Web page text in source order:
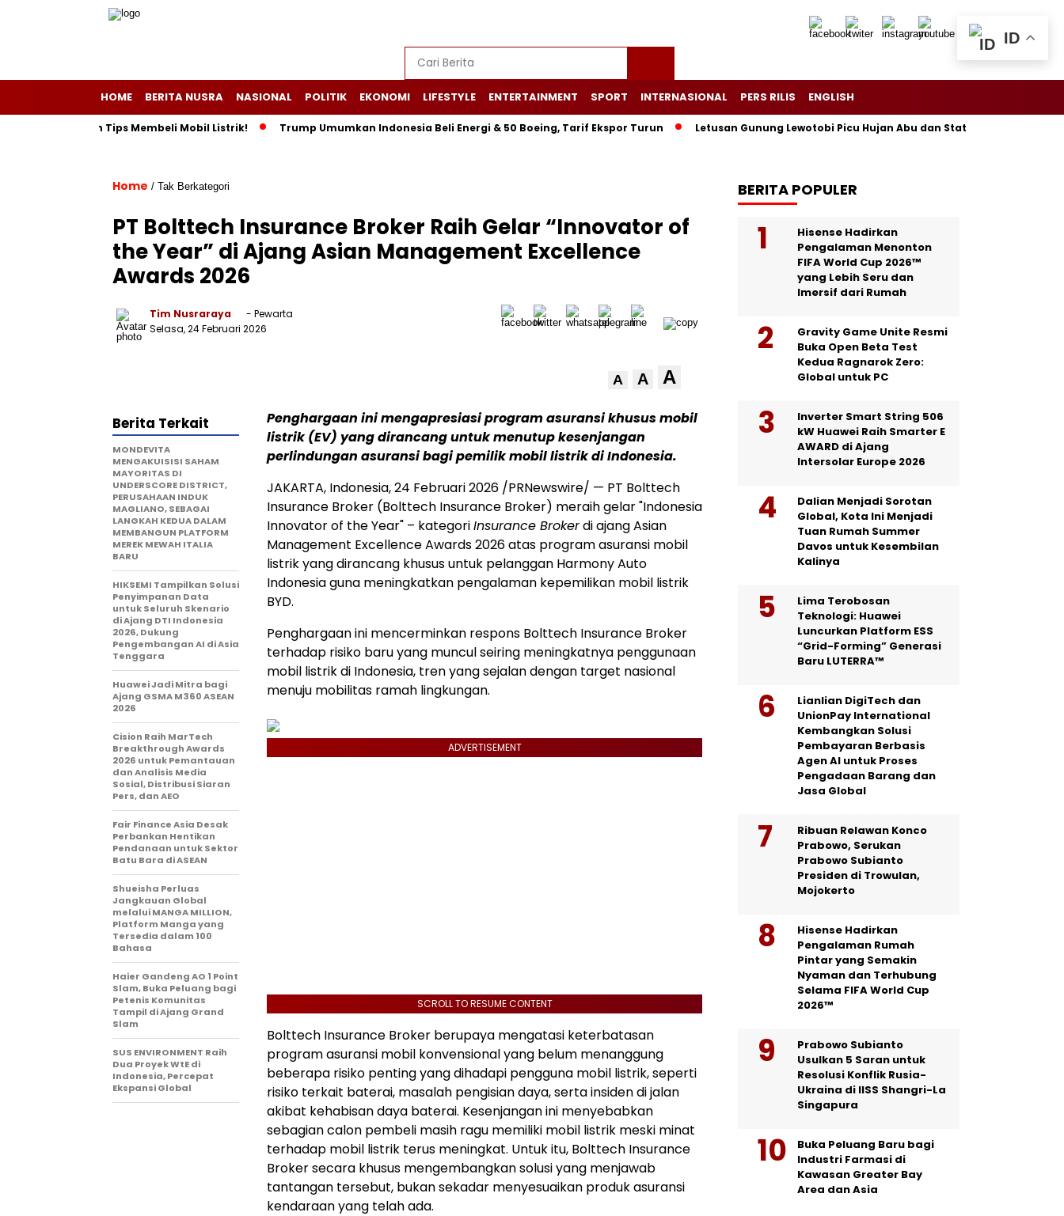
HOME BERITA NUSRA NASIONAL POLITIK EKONOMI LIFESTYLE ENTERTAINMENT SPORT INTERNASIONAL PERS RILIS ENGLISH
dan Tips Membeli Mobil Listrik! Trump Umumkan Indonesia Beli Energi & 50 Boeing, Tarif Ekspor Turun Letusan Gunung Lewotobi Picu Hujan Abu dan Status Awas di Flores
Home / Tak Berkategori
PT Bolttech Insurance Broker Raih Gelar “Innovator of
the Year” di Ajang Asian Management Excellence
Awards 2026
Tim Nusraraya
- Pewarta
Selasa, 24 Februari 2026
A A A
Penghargaan ini mengapresiasi program asuransi khusus mobil
listrik (EV) yang dirancang untuk menutup kesenjangan
perlindungan asuransi bagi pemilik mobil listrik di Indonesia.
JAKARTA, Indonesia, 24 Februari 2026 /PRNewswire/ — PT Bolttech
Insurance Broker (Bolttech Insurance Broker) meraih gelar "Indonesia
Innovator of the Year" – kategoriInsurance Brokerdi ajang Asian
Management Excellence Awards 2026 atas program asuransi mobil
listrik yang dirancang khusus untuk pelanggan Harmony Auto
Indonesia guna meningkatkan pengalaman kepemilikan mobil listrik
BYD.
Penghargaan ini mencerminkan respons Bolttech Insurance Broker
terhadap risiko baru yang muncul seiring meningkatnya penggunaan
mobil listrik di Indonesia, tren yang sejalan dengan target nasional
menuju mobilitas ramah lingkungan.
ADVERTISEMENT
SCROLL TO RESUME CONTENT
Bolttech Insurance Broker berupaya mengatasi keterbatasan
program asuransi mobil konvensional yang belum menanggung
beberapa risiko penting yang dihadapi pengguna mobil listrik, seperti
risiko terkait baterai, masalah pengisian daya, serta insiden di jalan
akibat kehabisan daya baterai. Kesenjangan ini menyebabkan
sebagian calon pembeli masih ragu memiliki mobil listrik meski minat
terhadap mobil listrik terus meningkat. Untuk itu, Bolttech Insurance
Broker secara khusus mengembangkan solusi yang menjawab
tantangan tersebut, bukan sekadar menyesuaikan produk asuransi
kendaraan yang telah ada.
Berita Terkait
MONDEVITA
MENGAKUISISI SAHAM
MAYORITAS DI
UNDERSCORE DISTRICT,
PERUSAHAAN INDUK
MAGLIANO, SEBAGAI
LANGKAH KEDUA DALAM
MEMBANGUN PLATFORM
MEREK MEWAH ITALIA
BARU
HIKSEMI Tampilkan Solusi
Penyimpanan Data
untuk Seluruh Skenario
di Ajang DTI Indonesia
2026, Dukung
Pengembangan AI di Asia
Tenggara
Huawei Jadi Mitra bagi
Ajang GSMA M360 ASEAN
2026
Cision Raih MarTech
Breakthrough Awards
2026 untuk Pemantauan
dan Analisis Media
Sosial, Distribusi Siaran
Pers, dan AEO
Fair Finance Asia Desak
Perbankan Hentikan
Pendanaan untuk Sektor
Batu Bara di ASEAN
Shueisha Perluas
Jangkauan Global
melalui MANGA MILLION,
Platform Manga yang
Tersedia dalam 100
Bahasa
Haier Gandeng AO 1 Point
Slam, Buka Peluang bagi
Petenis Komunitas
Tampil di Ajang Grand
Slam
SUS ENVIRONMENT Raih
Dua Proyek WtE di
Indonesia, Percepat
Ekspansi Global
BERITA POPULER
Hisense Hadirkan
Pengalaman Menonton
FIFA World Cup 2026™
yang Lebih Seru dan
Imersif dari Rumah
Gravity Game Unite Resmi
Buka Open Beta Test
Kedua Ragnarok Zero:
Global untuk PC
Inverter Smart String 506
kW Huawei Raih Smarter E
AWARD di Ajang
Intersolar Europe 2026
Dalian Menjadi Sorotan
Global, Kota Ini Menjadi
Tuan Rumah Summer
Davos untuk Kesembilan
Kalinya
Lima Terobosan
Teknologi: Huawei
Luncurkan Platform ESS
“Grid-Forming” Generasi
Baru LUTERRA™
Lianlian DigiTech dan
UnionPay International
Kembangkan Solusi
Pembayaran Berbasis
Agen AI untuk Proses
Pengadaan Barang dan
Jasa Global
Ribuan Relawan Konco
Prabowo, Serukan
Prabowo Subianto
Presiden di Trowulan,
Mojokerto
Hisense Hadirkan
Pengalaman Rumah
Pintar yang Semakin
Nyaman dan Terhubung
Selama FIFA World Cup
2026™
Prabowo Subianto
Usulkan 5 Saran untuk
Resolusi Konflik Rusia-
Ukraina di IISS Shangri-La
Singapura
Buka Peluang Baru bagi
Industri Farmasi di
Kawasan Greater Bay
Area dan Asia
ID